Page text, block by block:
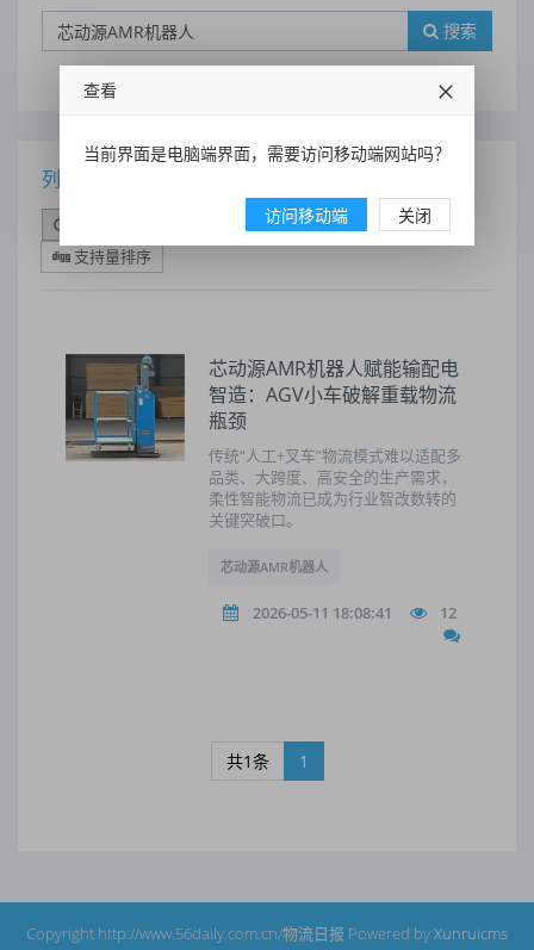
搜索
列表
评论排序
评分排序
支持量排序
芯动源AMR机器人赋能输配电
智造：AGV小车破解重载物流
瓶颈
传统“人工+叉车”物流模式难以适配多
品类、大跨度、高安全的生产需求，
柔性智能物流已成为行业智改数转的
关键突破口。
芯动源AMR机器人
2026-05-11 18:08:41 12
共1条 1
Copyright http://www.56daily.com.cn/物流日报 Powered byXunruicms
查看
当前界面是电脑端界面，需要访问移动端网站吗？
访问移动端 关闭